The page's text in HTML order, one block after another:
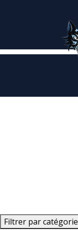
Filtrer par catégorie